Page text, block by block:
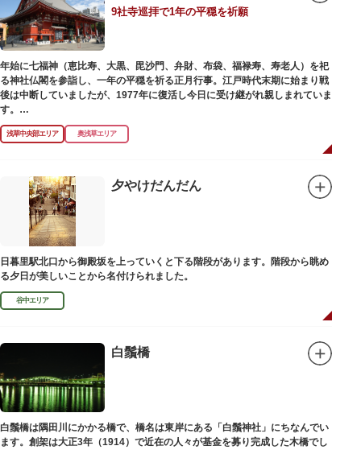
9社寺巡拝で1年の平穏を祈願
年始に七福神（恵比寿、大黒、毘沙門、弁財、布袋、福禄寿、寿老人）を祀
る神社仏閣を参詣し、一年の平穏を祈る正月行事。江戸時代末期に始まり戦
後は中断していましたが、1977年に復活し今日に受け継がれ親しまれていま
す。
浅草名所七福神の特徴は福禄寿、寿老人が2社ずつあり、巡る社寺が9ヶ所あ
るところ。九は数の究み、鳩と言う字にも使われていて、鳩は「集まる」と
絵馬をつけ、色紙・福絵に御朱印をいただきながら巡拝しましょう。
江戸文化発祥の地といわれる浅草には、観音様の境内を中心として広く各所
に名所・旧跡があります。七福神をめぐる途中、これらの名跡も訪ねながら
江戸文化の面影を偲んでみてはいかがでしょうか。
御利益にあやかりながらの散策は、福徳と心の安らぎを与えてくれることで
しょう。
浅草中央部エリア 奥浅草エリア
夕やけだんだん
日暮里駅北口から御殿坂を上っていくと下る階段があります。階段から眺め
る夕日が美しいことから名付けられました。
谷中エリア
白鬚橋
白鬚橋は隅田川にかかる橋で、橋名は東岸にある「白鬚神社」にちなんでい
ます。創架は大正3年（1914）で近在の人々が基金を募り完成した木橋でし